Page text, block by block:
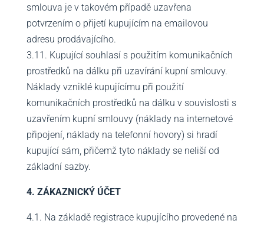
smlouva je v takovém případě uzavřena
potvrzením o přijetí kupujícím na emailovou
adresu prodávajícího.
3.11. Kupující souhlasí s použitím komunikačních
prostředků na dálku při uzavírání kupní smlouvy.
Náklady vzniklé kupujícímu při použití
komunikačních prostředků na dálku v souvislosti s
uzavřením kupní smlouvy (náklady na internetové
připojení, náklady na telefonní hovory) si hradí
kupující sám, přičemž tyto náklady se neliší od
základní sazby.
4. ZÁKAZNICKÝ ÚČET
4.1. Na základě registrace kupujícího provedené na